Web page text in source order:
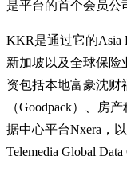
是平台的首个会员公
KKR是通过它的Asia
新加坡以及全球保
资包括本地富豪沈财
（Goodpack）、房
据中心平台Nxera，
Telemedia Global Data